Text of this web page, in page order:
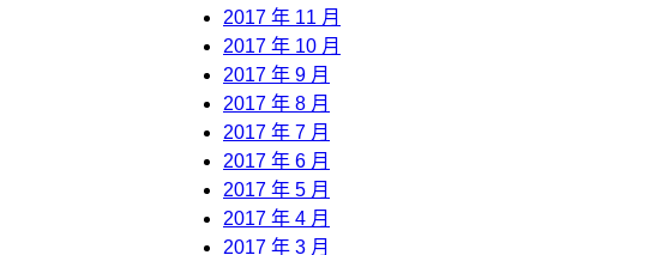
2017 年 11 月
2017 年 10 月
2017 年 9 月
2017 年 8 月
2017 年 7 月
2017 年 6 月
2017 年 5 月
2017 年 4 月
2017 年 3 月